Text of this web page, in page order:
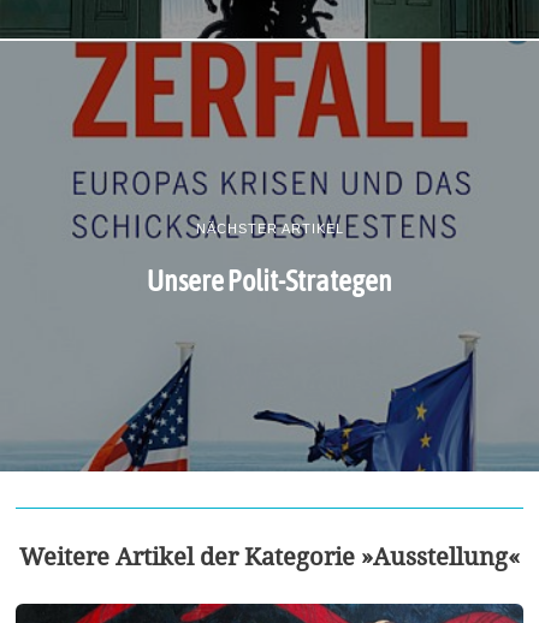
NÄCHSTER ARTIKEL
Unsere Polit-Strategen
Weitere Artikel der Kategorie »Ausstellung«